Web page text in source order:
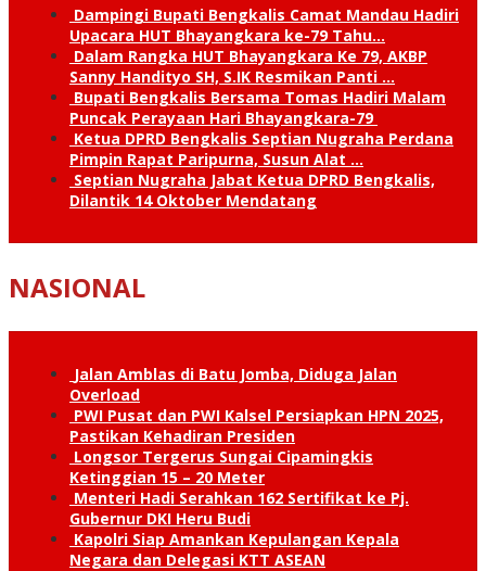
Dampingi Bupati Bengkalis Camat Mandau Hadiri
Upacara HUT Bhayangkara ke-79 Tahu…
Dalam Rangka HUT Bhayangkara Ke 79, AKBP
Sanny Handityo SH, S.IK Resmikan Panti …
Bupati Bengkalis Bersama Tomas Hadiri Malam
Puncak Perayaan Hari Bhayangkara-79
Ketua DPRD Bengkalis Septian Nugraha Perdana
Pimpin Rapat Paripurna, Susun Alat …
Septian Nugraha Jabat Ketua DPRD Bengkalis,
Dilantik 14 Oktober Mendatang
NASIONAL
Jalan Amblas di Batu Jomba, Diduga Jalan
Overload
PWI Pusat dan PWI Kalsel Persiapkan HPN 2025,
Pastikan Kehadiran Presiden
Longsor Tergerus Sungai Cipamingkis
Ketinggian 15 – 20 Meter
Menteri Hadi Serahkan 162 Sertifikat ke Pj.
Gubernur DKI Heru Budi
Kapolri Siap Amankan Kepulangan Kepala
Negara dan Delegasi KTT ASEAN